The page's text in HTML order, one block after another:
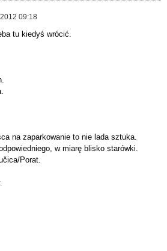
09:18
tu kiedyś wrócić.
na zaparkowanie to nie lada sztuka.
w miarę blisko starówki.
Porat.